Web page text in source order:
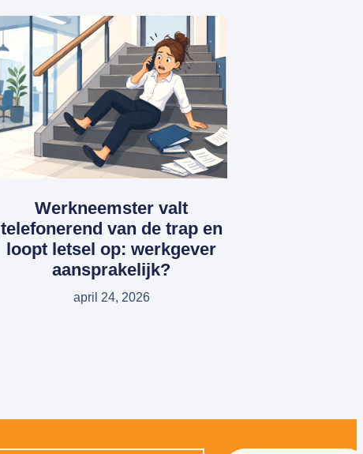
Werkneemster valt
telefonerend van de trap en
loopt letsel op: werkgever
aansprakelijk?
april 24, 2026